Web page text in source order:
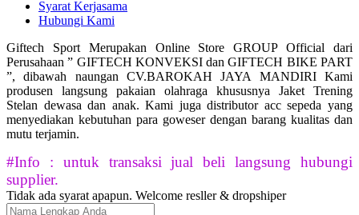
Syarat Kerjasama
Hubungi Kami
Giftech Sport Merupakan Online Store GROUP Official dari
Perusahaan ” GIFTECH KONVEKSI dan GIFTECH BIKE PART
”, dibawah naungan CV.BAROKAH JAYA MANDIRI Kami
produsen langsung pakaian olahraga khususnya Jaket Trening
Stelan dewasa dan anak. Kami juga distributor acc sepeda yang
menyediakan kebutuhan para goweser dengan barang kualitas dan
mutu terjamin.
#Info : untuk transaksi jual beli langsung hubungi
supplier.
Tidak ada syarat apapun. Welcome resller & dropshiper